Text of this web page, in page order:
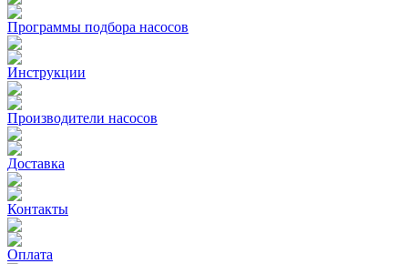
Программы подбора насосов
Инструкции
Производители насосов
Доставка
Контакты
Оплата